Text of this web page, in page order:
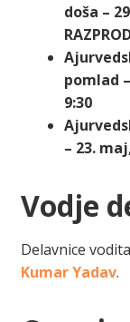
doša –
pomlad
9:30
– 23.
Vodje
Delavnice vodita
Kumar Yadav.